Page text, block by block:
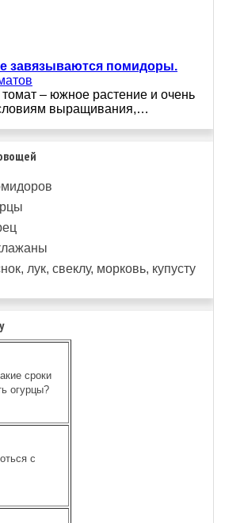
завязываются помидоры.
– южное растение и очень
выращивания,…
лук, свеклу, морковь, купусту
сроки
огурцы?
с